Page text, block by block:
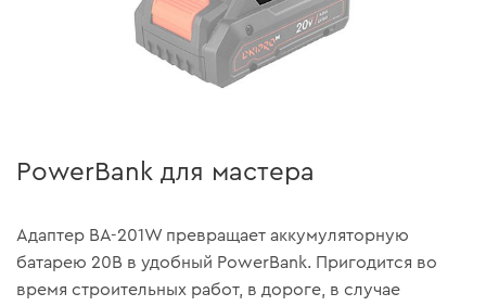
PowerBank для мастера
Адаптер BA-201W превращает аккумуляторную
батарею 20В в удобный PowerBank. Пригодится во
время строительных работ, в дороге, в случае